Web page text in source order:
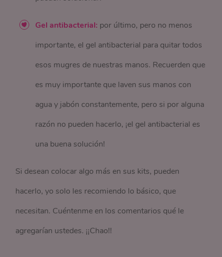
Gel antibacterial: por último, pero no menos
importante, el gel antibacterial para quitar todos
esos mugres de nuestras manos. Recuerden que
es muy importante que laven sus manos con
agua y jabón constantemente, pero si por alguna
razón no pueden hacerlo, ¡el gel antibacterial es
una buena solución!
Si desean colocar algo más en sus kits, pueden
hacerlo, yo solo les recomiendo lo básico, que
necesitan. Cuéntenme en los comentarios qué le
agregarían ustedes. ¡¡Chao!!